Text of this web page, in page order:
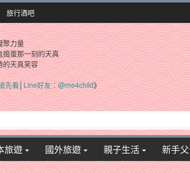
旅行酒吧
聚力量
搗蛋那一刻的天真
的天真笑容
先看│Line好友：@me4child》
旅遊 國外旅遊 親子生活 新手